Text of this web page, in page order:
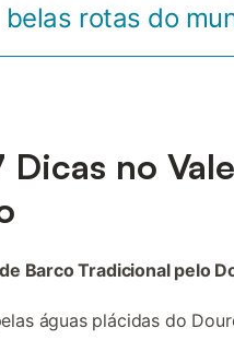
belas rotas do
Dicas no
Barco Tradicional pelo
águas plácidas do